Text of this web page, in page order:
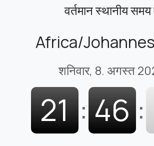
वर्तमान स्थानीय
Africa/
शनिवार, 8. अगस्त
21 : 46 :